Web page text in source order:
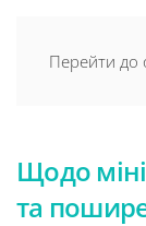
Перейти до
Щодо
та